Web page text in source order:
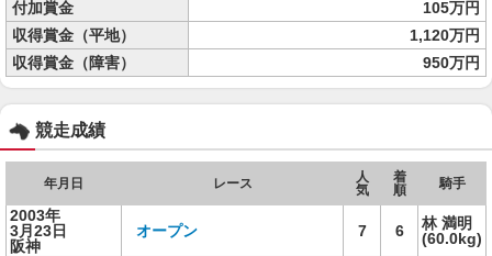
付加賞金
105万円
収得賞金（平地）
1,120万円
収得賞金（障害）
950万円
競走成績
年月日 レース
人
気
着
順
騎手
2003年
3月23日
阪神
オープン 7 6
林 満明
(60.0kg)